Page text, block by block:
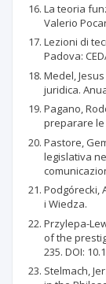
La teoria
Valerio
Lezioni di
Padova:
Medel,
juridica.
Pagano,
preparare le
Pastore,
legislativa
Podgórecki,
i Wiedza.
Przylepa-
of the
235. DOI:
Stelmach,